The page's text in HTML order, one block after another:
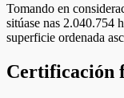
Tomando en
sitúase nas 2.040.754
superficie ordenada
Certificación